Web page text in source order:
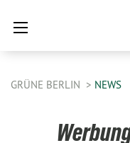
GRÜNE BERLIN NEWS